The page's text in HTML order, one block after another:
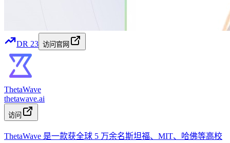
DR 23 访问官网
ThetaWave
thetawave.ai
访问
ThetaWave 是一款获全球 5 万余名斯坦福、MIT、哈佛等高校